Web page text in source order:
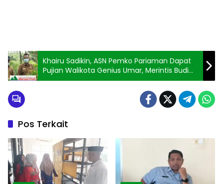
Khairu Sadikin, ASN Pemko Pariaman Dapat
Pujian Walikota Genius Umar, Merintis Budi
Daya Porang
Pos Terkait